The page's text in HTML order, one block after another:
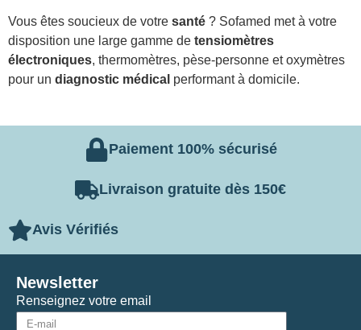
Vous êtes soucieux de votre santé ? Sofamed met à votre
disposition une large gamme de tensiomètres
électroniques, thermomètres, pèse-personne et oxymètres
pour un diagnostic médical performant à domicile.
Paiement 100% sécurisé
Livraison gratuite dès 150€
Avis Vérifiés
Renseignez votre email
Newsletter